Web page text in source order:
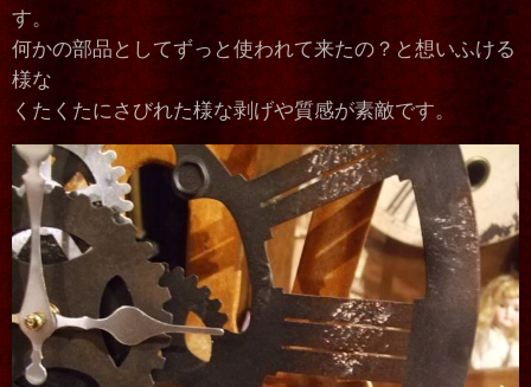
す。
何かの部品としてずっと使われて来たの？と想いふける
様な
くたくたにさびれた様な剥げや質感が素敵です。